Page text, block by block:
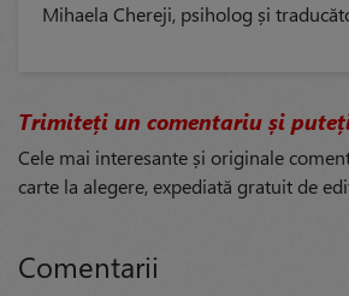
Mihaela Chereji, psiholog și
Trimiteți un comentariu și
Cele mai interesante și originale
carte la alegere, expediată gratuit de
Comentarii